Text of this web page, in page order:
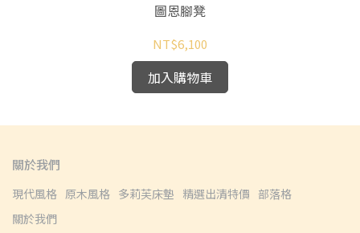
圖恩腳凳
NT$6,100
加入購物車
關於我們
現代風格 原木風格 多莉芙床墊 精選出清特價 部落格
關於我們